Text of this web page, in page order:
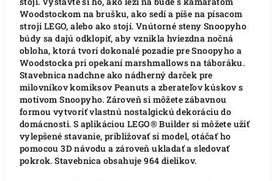
Woodstockom na brušku, ako sedí a píše na písacom
stroji LEGO, alebo ako stojí. Vnútorné steny Snoopyho
búdy sa dajú odklopiť, aby vznikla hviezdna nočná
obloha, ktorá tvorí dokonalé pozadie pre Snoopyho a
Woodstocka pri opekaní marshmallows na táboráku.
Stavebnica nadchne ako nádherný darček pre
milovníkov komiksov Peanuts a zberateľov kúskov s
motívom Snoopyho. Zároveň si môžete zábavnou
formou vytvoriť vlastnú nostalgickú dekoráciu do
domácnosti. S aplikáciou LEGO® Builder si môžete užiť
vylepšené stavanie, približovať si model, otáčať ho
pomocou 3D návodu a zároveň ukladať a sledovať
pokrok. Stavebnica obsahuje 964 dielikov.